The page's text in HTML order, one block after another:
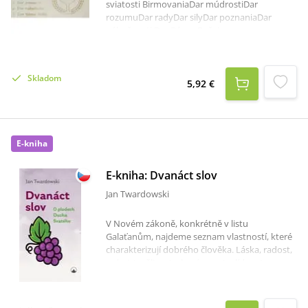
sviatosti BirmovaniaDar múdrostiDar
rozumuDar radyDar silyDar poznaniaDar
Skladom 5,92 €
E-kniha
E-kniha: Dvanáct slov
Jan Twardowski
V Novém zákoně, konkrétně v listu
Galaťanům, najdeme seznam vlastností, které
charakterizují dobrého člověka. Láska, radost,
jejich počet na dvanáct. Dvanáct podstatných